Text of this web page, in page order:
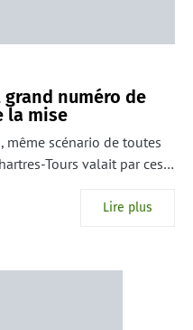
grand numéro de
la mise
même scénario de toutes
Tours valait par ces…
Lire plus